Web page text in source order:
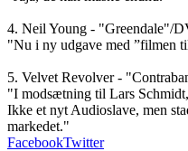
4. Neil Young - "Greendale"/
"Nu i ny udgave med ”filmen
5. Velvet Revolver -
"I modsætning til Lars
Ikke et nyt Audioslave, men
markedet."
FacebookTwitter